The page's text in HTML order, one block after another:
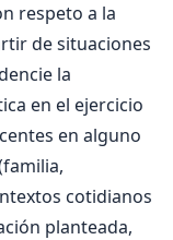
respeto a la
de situaciones
la
en el ejercicio
en alguno
cotidianos
planteada,